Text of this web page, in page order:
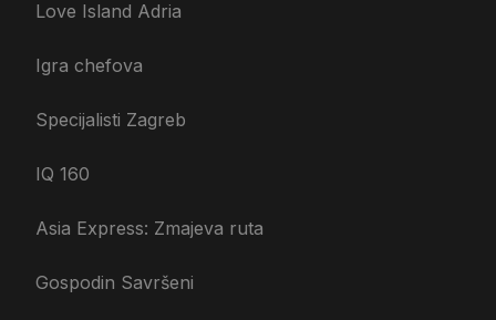
Love Island Adria
Igra chefova
Specijalisti Zagreb
IQ 160
Asia Express: Zmajeva ruta
Gospodin Savršeni